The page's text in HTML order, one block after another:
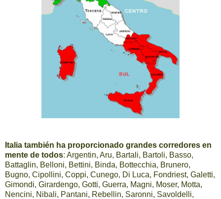
Italia también ha proporcionado grandes corredores en
mente de todos: Argentin, Aru, Bartali, Bartoli, Basso,
Battaglin, Belloni, Bettini, Binda, Bottecchia, Brunero,
Bugno, Cipollini, Coppi, Cunego, Di Luca, Fondriest, Galetti,
Gimondi, Girardengo, Gotti, Guerra, Magni, Moser, Motta,
Nencini, Nibali, Pantani, Rebellin, Saronni, Savoldelli,